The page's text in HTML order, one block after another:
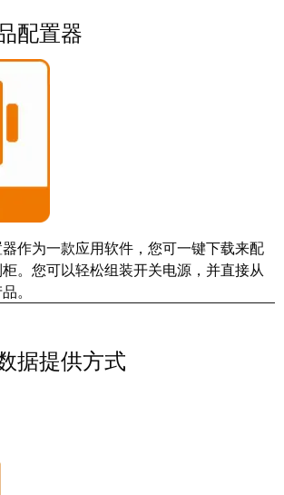
配置器
作为一款应用软件，您可一键下载来配
。您可以轻松组装开关电源，并直接从
。
据提供方式